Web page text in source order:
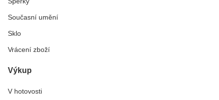
Současní umění
Sklo
Vrácení zboží
Výkup
V hotovosti